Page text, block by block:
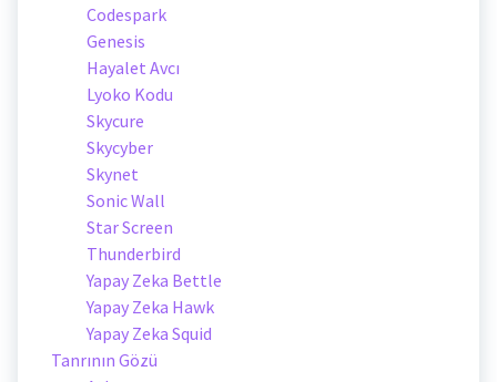
Codespark
Genesis
Hayalet Avcı
Lyoko Kodu
Skycure
Skycyber
Skynet
Sonic Wall
Star Screen
Thunderbird
Yapay Zeka Bettle
Yapay Zeka Hawk
Yapay Zeka Squid
Tanrının Gözü